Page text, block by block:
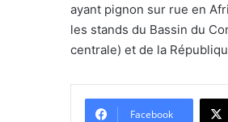
ayant pignon sur rue en
les stands du Bassin du
centrale) et de la
Facebook